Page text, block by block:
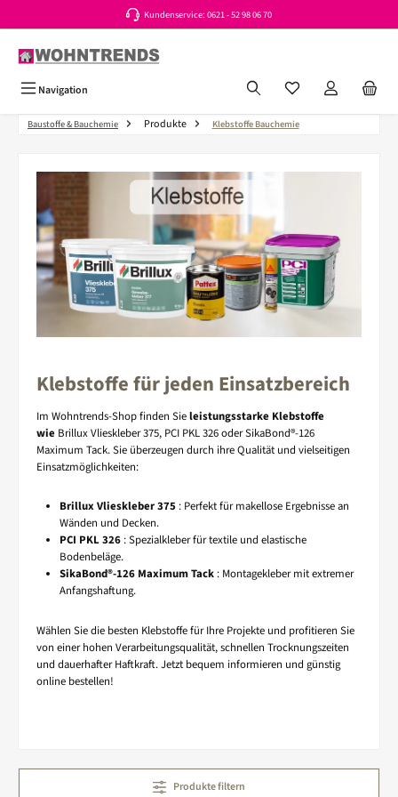
Kundenservice: 0621 - 52 98 06 70
Navigation Du hast 0 Produkte
Baustoffe & Bauchemie Produkte Klebstoffe Bauchemie
Klebstoffe für jeden Einsatzbereich
Im Wohntrends-Shop finden Sieleistungsstarke Klebstoffe
wie Brillux Vlieskleber 375, PCI PKL 326 oder SikaBond®-126
Maximum Tack. Sie überzeugen durch ihre Qualität und vielseitigen
Einsatzmöglichkeiten:
Brillux Vlieskleber 375: Perfekt für makellose Ergebnisse an
Wänden und Decken.
PCI PKL 326: Spezialkleber für textile und elastische
Bodenbeläge.
SikaBond®-126 Maximum Tack: Montagekleber mit extremer
Anfangshaftung.
Wählen Sie die besten Klebstoffe für Ihre Projekte und profitieren Sie
von einer hohen Verarbeitungsqualität, schnellen Trocknungszeiten
und dauerhafter Haftkraft. Jetzt bequem informieren und günstig
online bestellen!
Produkte filtern